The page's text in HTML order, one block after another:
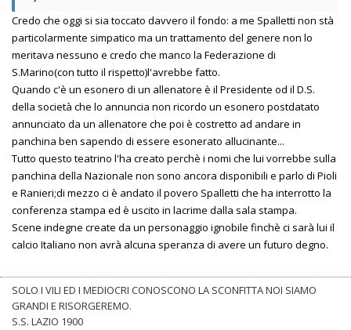
Credo che oggi si sia toccato davvero il fondo: a me Spalletti non stà
particolarmente simpatico ma un trattamento del genere non lo
meritava nessuno e credo che manco la Federazione di
S.Marino(con tutto il rispetto)l'avrebbe fatto.
Quando c'è un esonero di un allenatore è il Presidente od il D.S.
della società che lo annuncia non ricordo un esonero postdatato
annunciato da un allenatore che poi è costretto ad andare in
panchina ben sapendo di essere esonerato allucinante...
Tutto questo teatrino l'ha creato perchè i nomi che lui vorrebbe sulla
panchina della Nazionale non sono ancora disponibili e parlo di Pioli
e Ranieri;di mezzo ci è andato il povero Spalletti che ha interrotto la
conferenza stampa ed è uscito in lacrime dalla sala stampa.
Scene indegne create da un personaggio ignobile finchè ci sarà lui il
calcio Italiano non avrà alcuna speranza di avere un futuro degno.
SOLO I VILI ED I MEDIOCRI CONOSCONO LA SCONFITTA NOI SIAMO
GRANDI E RISORGEREMO.
S.S. LAZIO 1900